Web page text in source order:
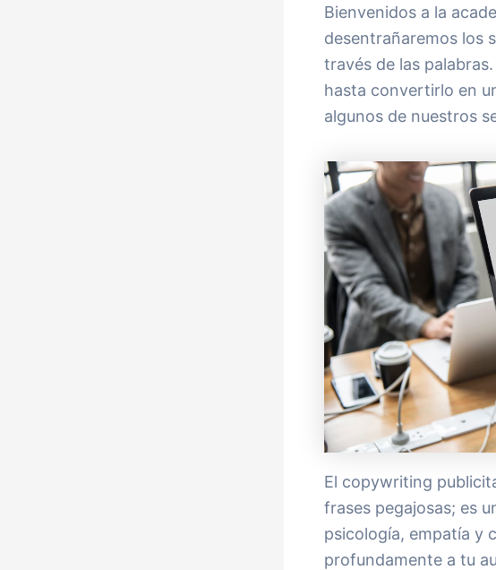
Bienvenidos a la
desentrañaremos los
través de las
hasta convertirlo en
algunos de nuestros
El copywriting
frases pegajosas; es
psicología, empatía y
profundamente a tu